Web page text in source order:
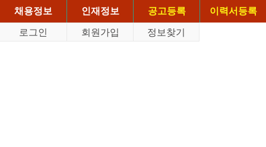
채용정보
인재정보 공고등록
이력서등록
로그인
회원가입 정보찾기